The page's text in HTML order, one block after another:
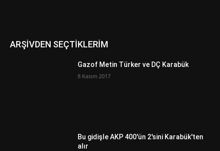
ARŞİVDEN SEÇTİKLERİM
Gazof Metin Türker ve DÇ Karabük
8 Kasım 2017
Bu gidişle AKP 400'ün 2'sini Karabük'ten
alır